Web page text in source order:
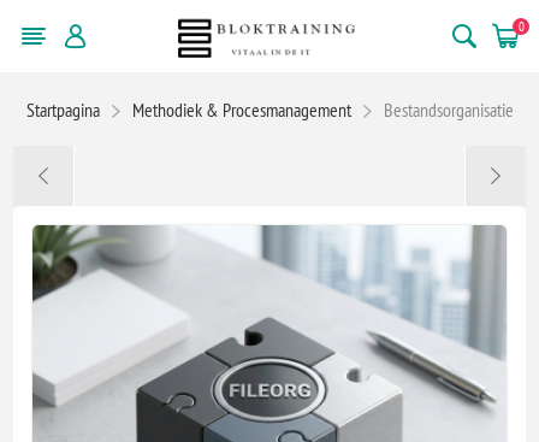
0
Startpagina Methodiek & Procesmanagement Bestandsorganisatie